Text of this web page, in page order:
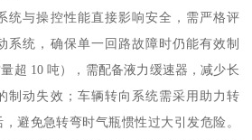
统与操控性能直接影响安全，需严格评
系统，确保单一回路故障时仍能有效制
超 10 吨），需配备液力缓速器，减少长
制动失效；车辆转向系统需采用助力转
避免急转弯时气瓶惯性过大引发危险。